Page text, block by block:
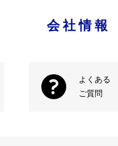
会社情報
よくある
ご質問